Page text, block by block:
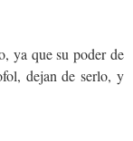
ya que su poder de
dejan de serlo, y